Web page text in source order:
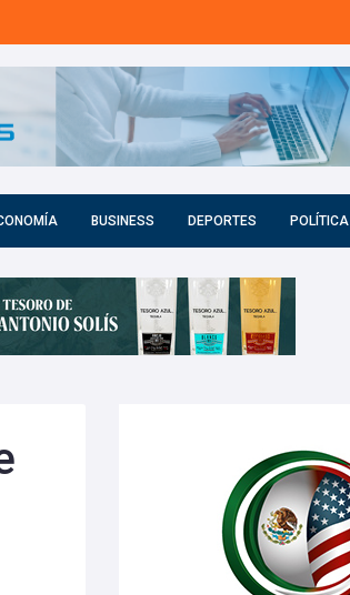
BUSINESS DEPORTES POLÍTICA